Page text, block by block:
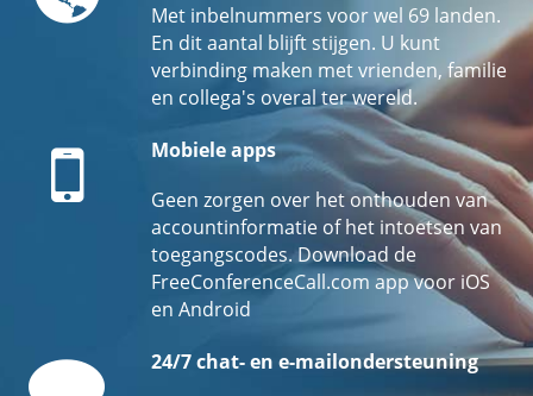
Met inbelnummers voor wel 69 landen.
En dit aantal blijft stijgen. U kunt
verbinding maken met vrienden, familie
en collega's overal ter wereld.
Mobile
Mobiele apps
Geen zorgen over het onthouden van
accountinformatie of het intoetsen van
toegangscodes. Download de
FreeConferenceCall.com app voor iOS
en Android
Comment
24/7 chat- en e-mailondersteuning